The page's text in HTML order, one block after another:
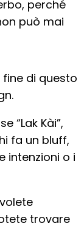
perché
può mai
di questo
“Lak Kài”,
fa un bluff,
intenzioni o i
trovare